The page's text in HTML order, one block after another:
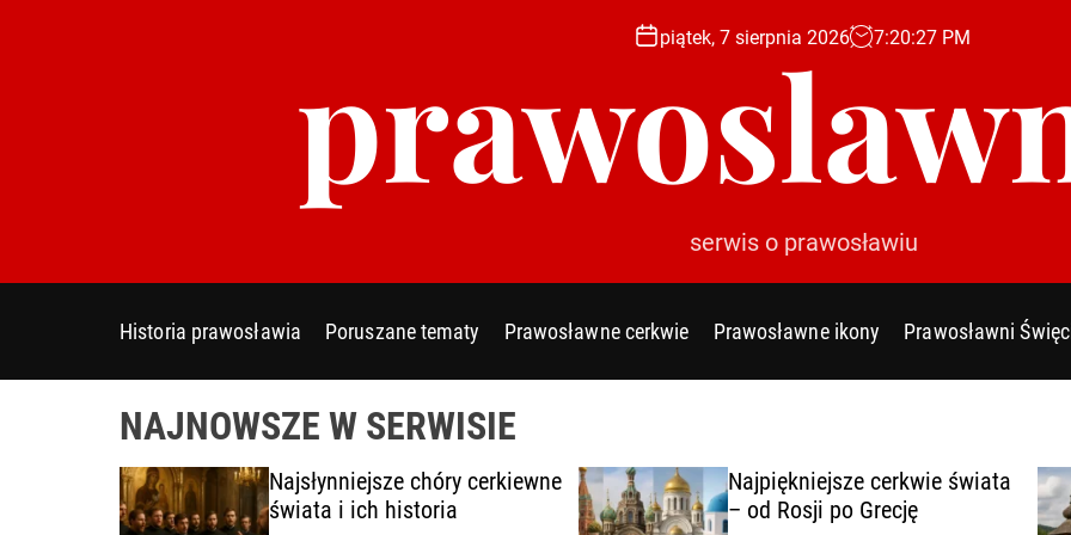
t
piątek, 7 sierpnia 2026 7:20:28 PM
serwis o prawosławiu
Historia prawosławia Poruszane tematy Prawosławne cerkwie Prawosławne ikony Prawosławni
NAJNOWSZE W SERWISIE
Najsłynniejsze chóry cerkiewne
świata i ich historia
Najpiękniejsze cerkwie świata
– od Rosji po Grecję